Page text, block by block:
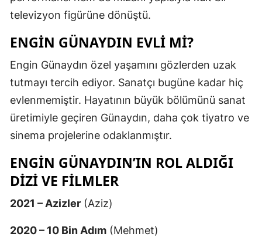
Aksaray
Bayburt
Karaman
Batman
televizyon figürüne dönüştü.
ENGIN GÜNAYDIN EVLI MI?
Engin Günaydın özel yaşamını gözlerden uzak
tutmayı tercih ediyor. Sanatçı bugüne kadar hiç
evlenmemiştir. Hayatının büyük bölümünü sanat
üretimiyle geçiren Günaydın, daha çok tiyatro ve
sinema projelerine odaklanmıştır.
ENGIN GÜNAYDIN’IN ROL ALDIĞI
DIZI VE FILMLER
2021 – Azizler (Aziz)
2020 – 10 Bin Adım (Mehmet)